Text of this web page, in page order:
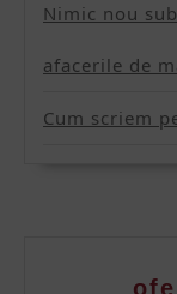
Nimic nou
afacerile de
Cum scriem